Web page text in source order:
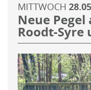
MITTWOCH
Neue Pegel
Roodt-Syre